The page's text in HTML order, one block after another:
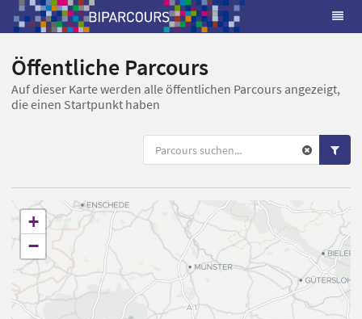
Öffentliche Parcours
Auf dieser Karte werden alle öffentlichen Parcours angezeigt,
die einen Startpunkt haben
+
−